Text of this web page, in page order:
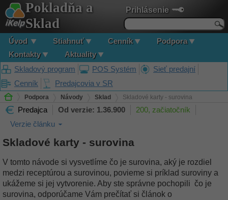
Prihlásenie
Pokladňa a
Sklad
Úvod Stiahnuť Cenník
Podpora
Kontakty
Aktuality
Skladový program
POS Systém
Sieť predajní
Cenník
Predajcovia v SR
Podpora Návody Sklad Skladové karty - surovina
Predajca Od verzie: 1.36.900
200, začiatočník
Verzie článku
Skladové karty - surovina
V tomto návode si vysvetlíme čo je surovina, aký je rozdiel
medzi receptúrou a surovinou, povieme si príklad suroviny a
ukážeme si jej vytvorenie. Aby ste správne pochopili čo je
surovina, odporúčame Vám prečítať si článok o